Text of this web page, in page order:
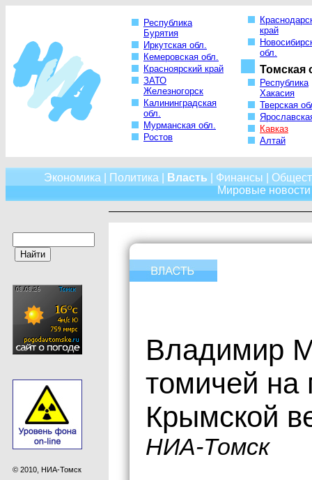
Республика
Бурятия
Иркутская обл.
Кемеровская обл.
Красноярский край
ЗАТО
Железногорск
Калининградская
обл.
Мурманская обл.
Ростов
край
обл.
Томская
Республика
Хакасия
Тверская
Кавказ
Алтай
Экономика Политика Власть Финансы
Мировые новости
© 2010, НИА-Томск
Владимир
томичей на
Крымской
НИА-Томск